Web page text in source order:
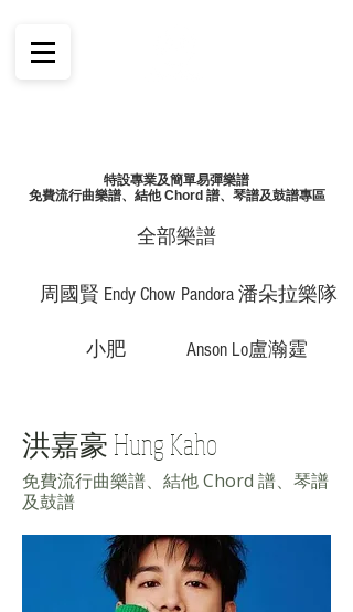
特設專業及簡單易彈樂譜
免費流行曲樂譜、結他 Chord 譜、琴譜及鼓譜專區
全部樂譜
周國賢 Endy Chow
小肥
Pandora 潘朵拉樂隊
Anson Lo盧瀚霆
洪嘉豪 Hung Kaho
免費流行曲樂譜、結他 Chord 譜、琴譜
及鼓譜